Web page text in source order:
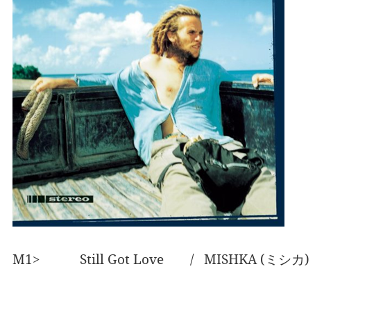
M1> Still Got Love / MISHKA (ミシカ)